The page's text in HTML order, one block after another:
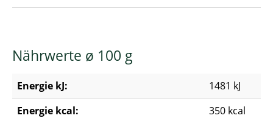
Nährwerte ø 100 g
Energie kJ:
1481 kJ
Energie kcal:
350 kcal